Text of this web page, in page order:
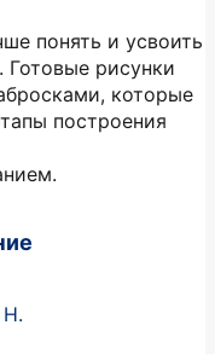
понять и усвоить
рисунки
которые
построения